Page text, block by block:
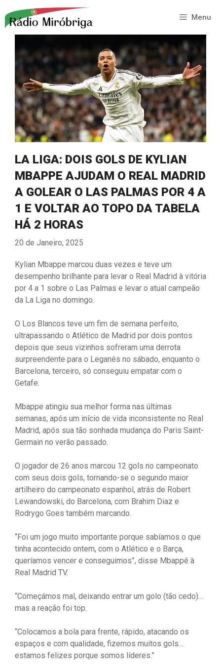
para
Menu
LA LIGA: DOIS GOLS DE KYLIAN
MBAPPE AJUDAM O REAL MADRID
A GOLEAR O LAS PALMAS POR 4 A
1 E VOLTAR AO TOPO DA TABELA
HÁ 2 HORAS
20 de Janeiro, 2025
Kylian Mbappe marcou duas vezes e teve um
desempenho brilhante para levar o Real Madrid à vitória
por 4 a 1 sobre o Las Palmas e levar o atual campeão
da La Liga no domingo.
O Los Blancos teve um fim de semana perfeito,
ultrapassando o Atlético de Madrid por dois pontos
depois que seus vizinhos sofreram uma derrota
surpreendente para o Leganés no sábado, enquanto o
Barcelona, ​​terceiro, só conseguiu empatar com o
Getafe.
Mbappe atingiu sua melhor forma nas últimas
semanas, após um início de vida inconsistente no Real
Madrid, após sua tão sonhada mudança do Paris Saint-
Germain no verão passado.
O jogador de 26 anos marcou 12 gols no campeonato
com seus dois gols, tornando-se o segundo maior
artilheiro do campeonato espanhol, atrás de Robert
Lewandowski, do Barcelona, ​​com Brahim Diaz e
Rodrygo Goes também marcando.
“Foi um jogo muito importante porque sabíamos o que
tinha acontecido ontem, com o Atlético e o Barça,
queríamos vencer e conseguimos”, disse Mbappé à
Real Madrid TV.
“Começámos mal, deixando entrar um golo (tão cedo)…
mas a reação foi top.
“Colocamos a bola para frente, rápido, atacando os
espaços e com qualidade, fizemos muitos gols…
estamos felizes porque somos líderes.”